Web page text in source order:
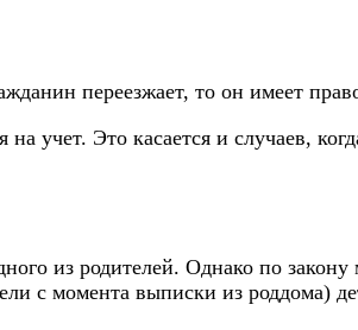
переезжает, то он имеет
на учет. Это касается и случаев,
из родителей. Однако по
с момента выписки из роддома)